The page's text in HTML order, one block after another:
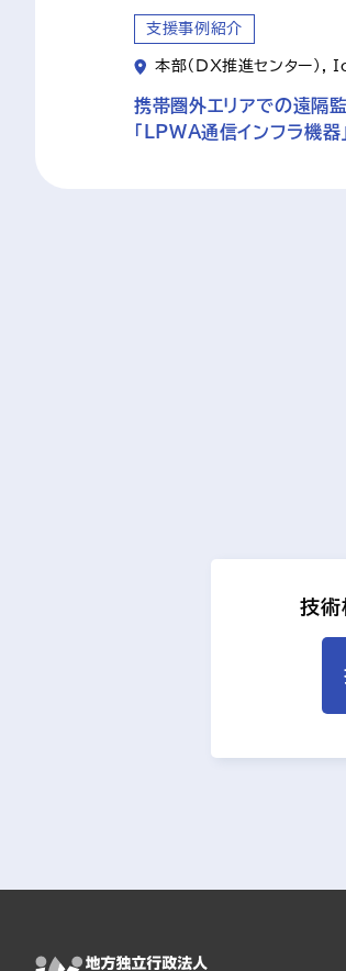
支援事例紹介
本部（DX推進センター）,
携帯圏外エリアでの遠隔
「LPWA通信インフラ機
技術